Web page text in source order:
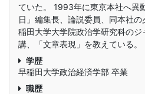
ていた。 1993年に東京本社へ異
日」編集長、論説委員、同本社
稲田大学大学院政治学研究科の
講、「文章表現」を教えている。
学歴
早稲田大学政治経済学部 卒業
職歴